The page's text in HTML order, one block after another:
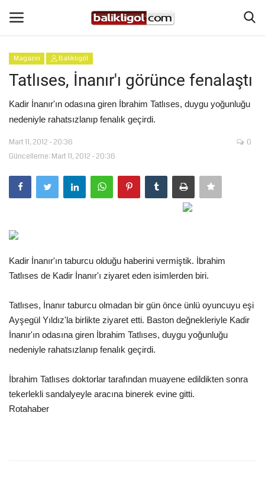
Giriş Yap
Anasayfa
Eğitim
Spor
Tekno Bilim
Ekonomi
Galeriler
Siyaset
Magazin Balıklıgöl
Tatlıses, İnanır'ı görünce fenalaştı
Kadir İnanır'ın odasına giren İbrahim Tatlıses, duygu yoğunluğu
nedeniyle rahatsızlanıp fenalık geçirdi.
Mart 11, 2012 - 20:36
Güncelleme: Mart 11, 2012 - 20:36
0
Kadir İnanır'ın taburcu olduğu haberini vermiştik. İbrahim
Tatlıses de Kadir İnanır'ı ziyaret eden isimlerden biri.
Tatlıses, İnanır taburcu olmadan bir gün önce ünlü oyuncuyu eşi
Ayşegül Yıldız'la birlikte ziyaret etti. Baston değnekleriyle Kadir
İnanır'ın odasına giren İbrahim Tatlıses, duygu yoğunluğu
nedeniyle rahatsızlanıp fenalık geçirdi.
İbrahim Tatlıses doktorlar tarafından muayene edildikten sonra
tekerlekli sandalyeyle aracına binerek evine gitti.
Rotahaber